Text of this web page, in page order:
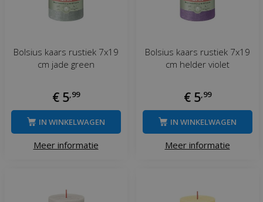
Bolsius kaars rustiek 7x19
cm jade green
€ 5 99
Meer informatie
IN WINKELWAGEN
Bolsius kaars rustiek 7x19
cm helder violet
€ 5 99
Meer informatie
IN WINKELWAGEN